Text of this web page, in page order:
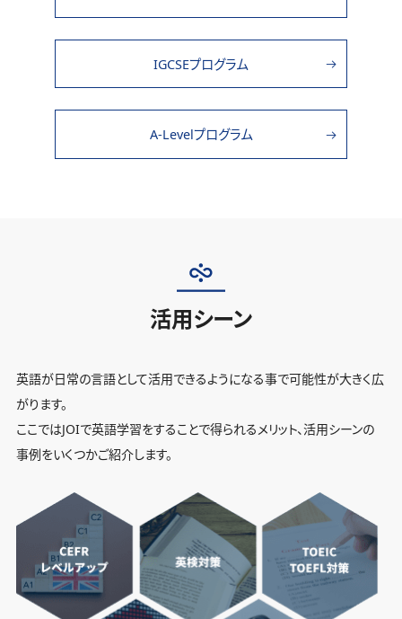
IGCSEプログラム
A-Levelプログラム
活用シーン
英語が日常の言語として活用できるようになる事で可能性が大きく広
がります。
ここではJOIで英語学習をすることで得られるメリット、活用シーンの
事例をいくつかご紹介します。